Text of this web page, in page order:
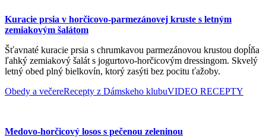
Kuracie prsia v horčicovo-parmezánovej kruste s letným
zemiakovým šalátom
Šťavnaté kuracie prsia s chrumkavou parmezánovou krustou dopĺňa
ľahký zemiakový šalát s jogurtovo-horčicovým dressingom. Skvelý
letný obed plný bielkovín, ktorý zasýti bez pocitu ťažoby.
Obedy a večereRecepty z Dámskeho klubuVIDEO RECEPTY
Medovo-horčicový losos s pečenou zeleninou